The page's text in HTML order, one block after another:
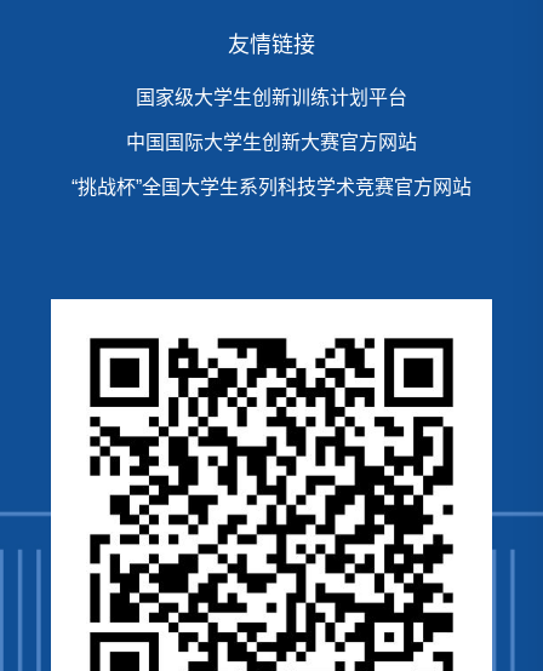
友情链接
国家级大学生创新训练计划平台
中国国际大学生创新大赛官方网站
“挑战杯”全国大学生系列科技学术竞赛官方网站